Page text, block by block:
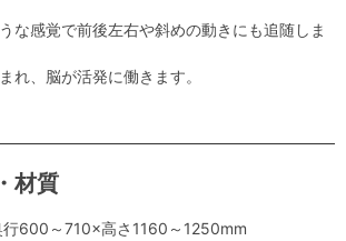
な感覚で前後左右や斜めの動きにも追随しま
れ、脳が活発に働きます。
材質
600～710×高さ1160～1250mm